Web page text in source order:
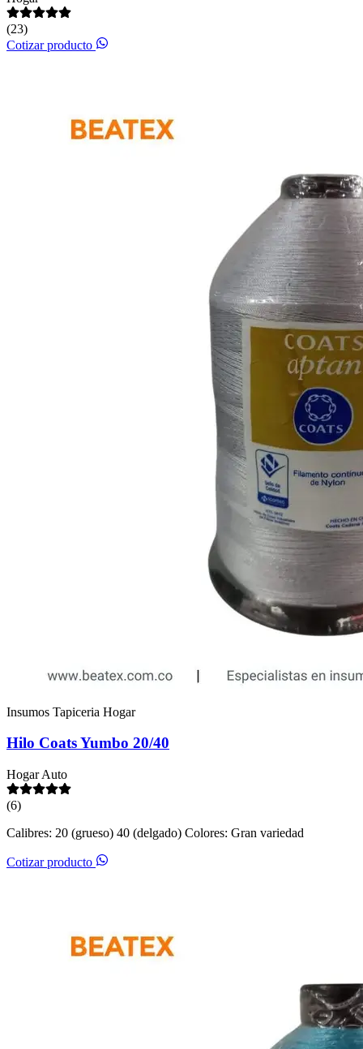
(23)
Cotizar producto
Insumos Tapiceria Hogar
Hilo Coats Yumbo 20/40
HogarAuto
(6)
Calibres: 20 (grueso) 40 (delgado) Colores: Gran variedad
Cotizar producto